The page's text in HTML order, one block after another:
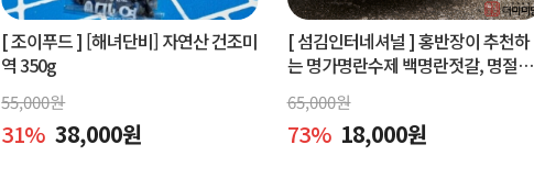
[ 조이푸드 ] [해녀단비] 자연산 건조미
역 350g
55,000원
31% 38,000원
[ 섬김인터네셔널 ]홍반장이 추천하
는 명가명란수제 백명란젓갈, 명절선
물세트,공동구매
65,000원
73% 18,000원